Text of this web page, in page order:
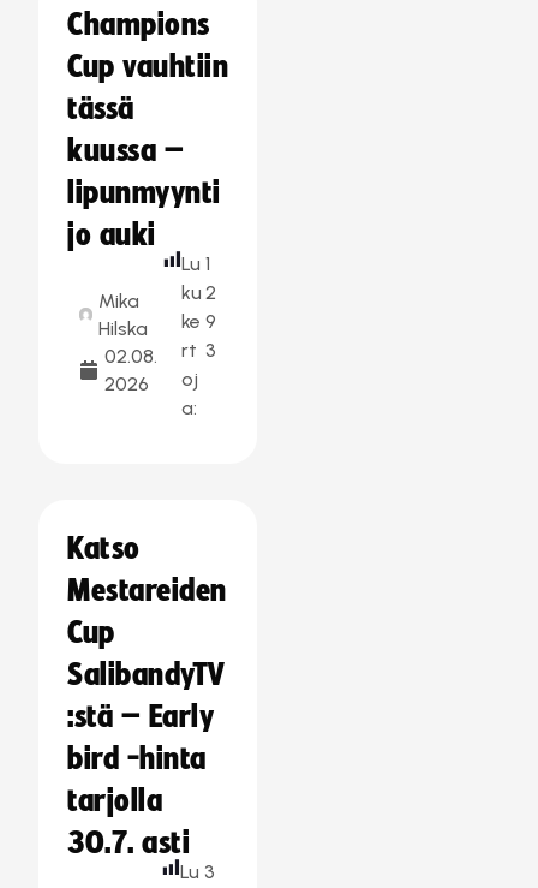
Champions
Cup vauhtiin
tässä
kuussa –
lipunmyynti
jo auki
Mika
Hilska
02.08.
2026
Lu
ku
ke
rt
oj
a:
1
2
9
3
Katso
Mestareiden
Cup
SalibandyTV
:stä – Early
bird -hinta
tarjolla
30.7. asti
Lu 3